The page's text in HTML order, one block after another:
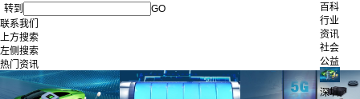
百科
行业
资讯
社会
公益
深圳
转到
GO
联系我们
上方搜索
左侧搜索
热门资讯